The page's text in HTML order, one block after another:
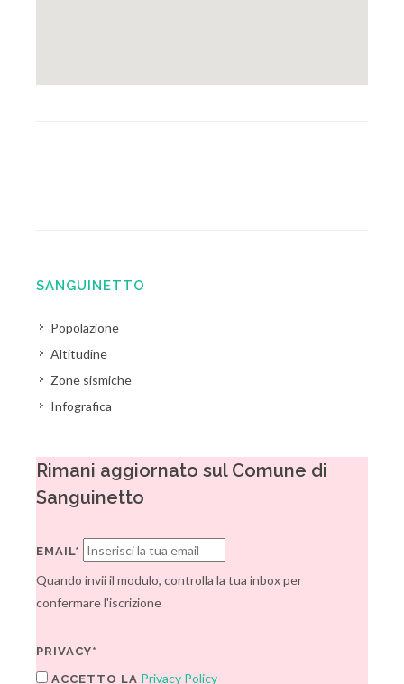
SANGUINETTO
Popolazione
Altitudine
Zone sismiche
Infografica
Rimani aggiornato sul Comune di
Sanguinetto
EMAIL*
Quando invii il modulo, controlla la tua inbox per
confermare l'iscrizione
PRIVACY*
ACCETTO LA Privacy Policy